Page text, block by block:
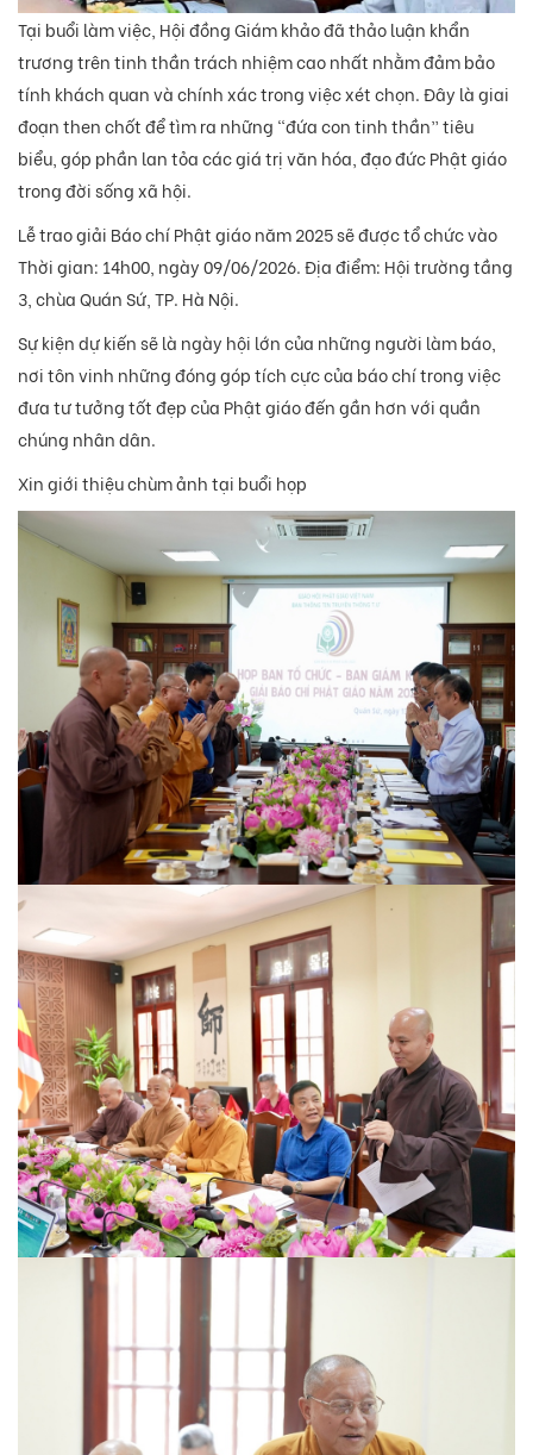
Tại buổi làm việc, Hội đồng Giám khảo đã thảo luận khẩn
trương trên tinh thần trách nhiệm cao nhất nhằm đảm bảo
tính khách quan và chính xác trong việc xét chọn. Đây là giai
đoạn then chốt để tìm ra những “đứa con tinh thần” tiêu
biểu, góp phần lan tỏa các giá trị văn hóa, đạo đức Phật giáo
trong đời sống xã hội.
Lễ trao giải Báo chí Phật giáo năm 2025 sẽ được tổ chức vào
Thời gian: 14h00, ngày 09/06/2026. Địa điểm: Hội trường tầng
3, chùa Quán Sứ, TP. Hà Nội.
Sự kiện dự kiến sẽ là ngày hội lớn của những người làm báo,
nơi tôn vinh những đóng góp tích cực của báo chí trong việc
đưa tư tưởng tốt đẹp của Phật giáo đến gần hơn với quần
chúng nhân dân.
Xin giới thiệu chùm ảnh tại buổi họp